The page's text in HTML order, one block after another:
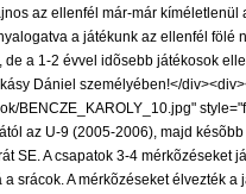
az ellenfél már-már
a játékunk az ellenfél
a 1-2 évvel idõsebb játékosok
Dániel személyében!</
BENCZE_KAROLY_10.jpg"
az U-9 (2005-2006), majd
SE. A csapatok 3-4
srácok. A mérkõzéseket élvezték